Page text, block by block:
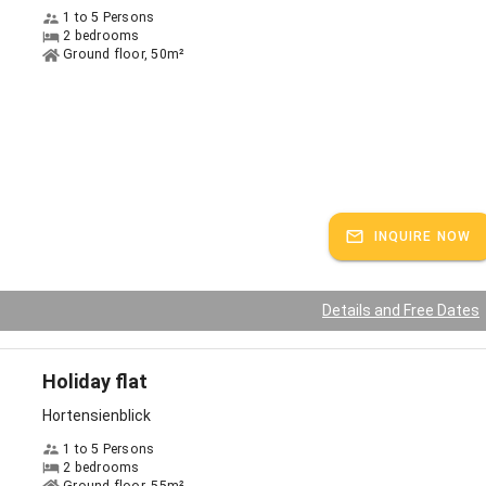
pro Tag 179.-€
und Kleinkindausstattung gehört zu unserem "Service auf
dem Streiblhof ist Idylle pur - hier gibt es Natur zum Anfassen. Weitab
Treiben in den Städten kann man hier in Ruhe abschalten und
in absolut frischer Luft .Der Streiblhof ist der geeignete Ort, um die
richtig schön baumeln zu lassen.
German, English spoken
1 to 5 Persons
2 bedrooms
Ground floor, 50m²
INQUIRE NOW
Details and Free Dates
Holiday flat
Hortensienblick
1 to 5 Persons
2 bedrooms